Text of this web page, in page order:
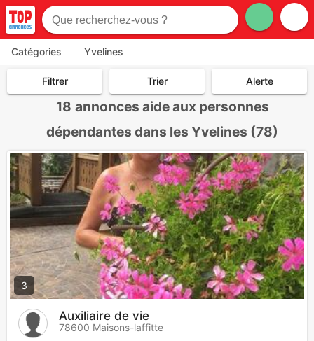
Catégories Yvelines
Filtrer Trier Alerte
18 annonces aide aux personnes
dépendantes dans les Yvelines (78)
3
Auxiliaire de vie
78600 Maisons-laffitte